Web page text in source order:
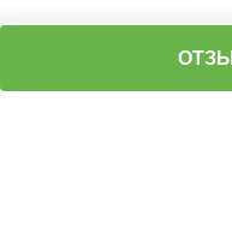
хранения позволяет
категориям и частоте
Удобное